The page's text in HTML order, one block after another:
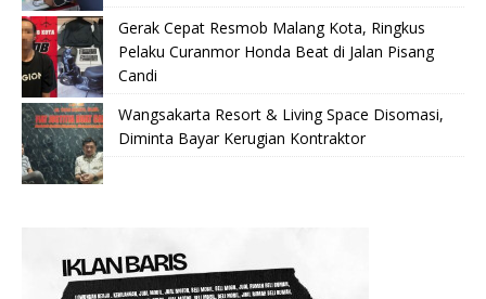
Gerak Cepat Resmob Malang Kota, Ringkus
Pelaku Curanmor Honda Beat di Jalan Pisang
Candi
Wangsakarta Resort & Living Space Disomasi,
Diminta Bayar Kerugian Kontraktor